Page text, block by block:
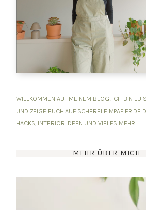
WILLKOMMEN AUF MEINEM BLOG! ICH BIN
UND ZEIGE EUCH AUF SCHERELEIMPAPIER.DE
HACKS, INTERIOR IDEEN UND VIELES MEHR!
MEHR ÜBER